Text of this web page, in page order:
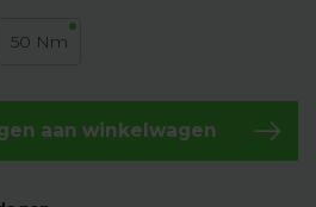
50 Nm
aan winkelwagen